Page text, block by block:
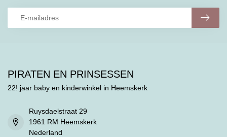
PIRATEN EN PRINSESSEN
22! jaar baby en kinderwinkel in Heemskerk
Ruysdaelstraat 29
1961 RM Heemskerk
Nederland